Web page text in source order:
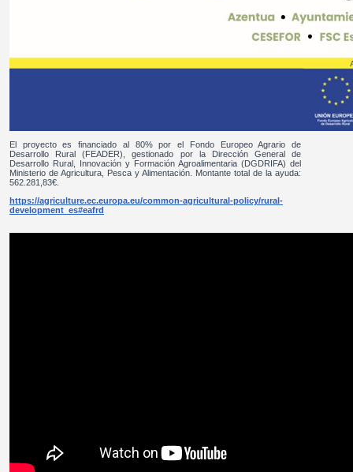
El proyecto es financiado al 80% por el Fondo Europeo Agrario de
Desarrollo Rural (FEADER), gestionado por la Dirección General de
Desarrollo Rural, Innovación y Formación Agroalimentaria (DGDRIFA) del
Ministerio de Agricultura, Pesca y Alimentación. Montante total de la ayuda:
562.281,83€.
https://agriculture.ec.europa.eu/common-agricultural-policy/rural-
development_es#eafrd